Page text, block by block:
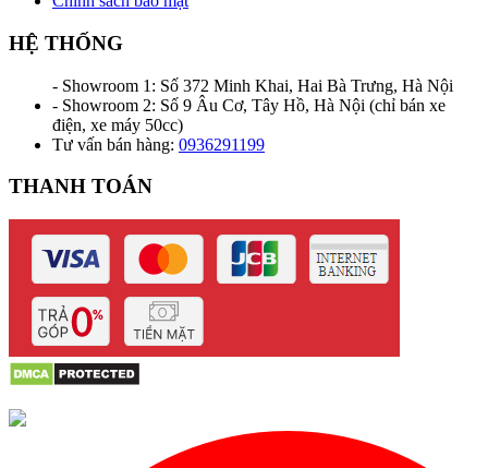
HỆ THỐNG
- Showroom 1: Số 372 Minh Khai, Hai Bà Trưng, Hà Nội
- Showroom 2: Số 9 Âu Cơ, Tây Hồ, Hà Nội (chỉ bán xe
điện, xe máy 50cc)
Tư vấn bán hàng: 0936291199
THANH TOÁN